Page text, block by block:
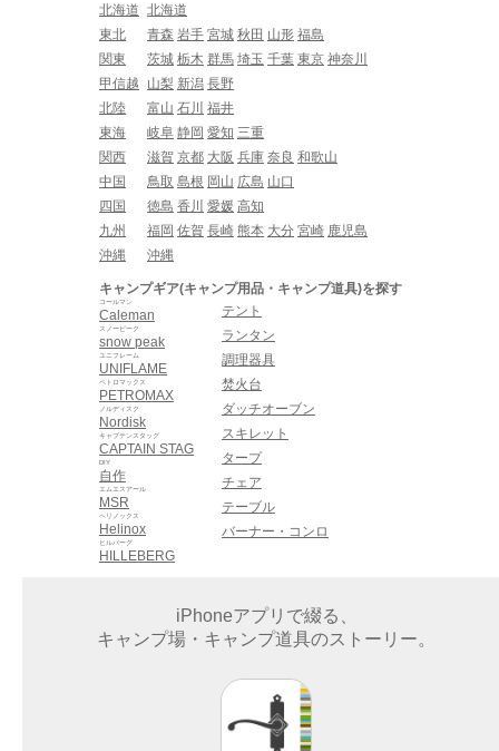
北海道 北海道
東北
青森 岩手 宮城 秋田 山形 福島
関東
茨城 栃木 群馬 埼玉 千葉 東京 神奈川
甲信越
山梨 新潟 長野
北陸
富山 石川 福井
東海
岐阜 静岡 愛知 三重
関西
滋賀 京都 大阪 兵庫 奈良 和歌山
中国
鳥取 島根 岡山 広島 山口
四国
徳島 香川 愛媛 高知
九州
福岡 佐賀 長崎 熊本 大分 宮崎 鹿児島
沖縄
沖縄
キャンプギア(キャンプ用品・キャンプ道具)を探す
Caleman
コールマン
snow peak
スノーピーク
UNIFLAME
ユニフレーム
PETROMAX
ペトロマックス
Nordisk
ノルディスク
CAPTAIN STAG
キャプテンスタッグ
自作
DIY
MSR
エムエスアール
Helinox
ヘリノックス
HILLEBERG
ヒルバーグ
テント
ランタン
調理器具
焚火台
ダッチオーブン
スキレット
タープ
チェア
テーブル
バーナー・コンロ
iPhoneアプリで綴る、
キャンプ場・キャンプ道具のストーリー。